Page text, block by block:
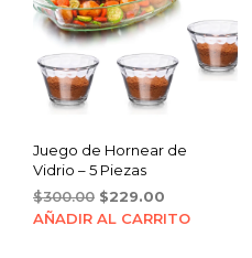
Juego de Hornear de
Vidrio – 5 Piezas
$300.00 Original
price
$229.00
price
AÑADIR AL CARRITO